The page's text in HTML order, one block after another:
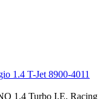
1.4 T-Jet 8900-4011